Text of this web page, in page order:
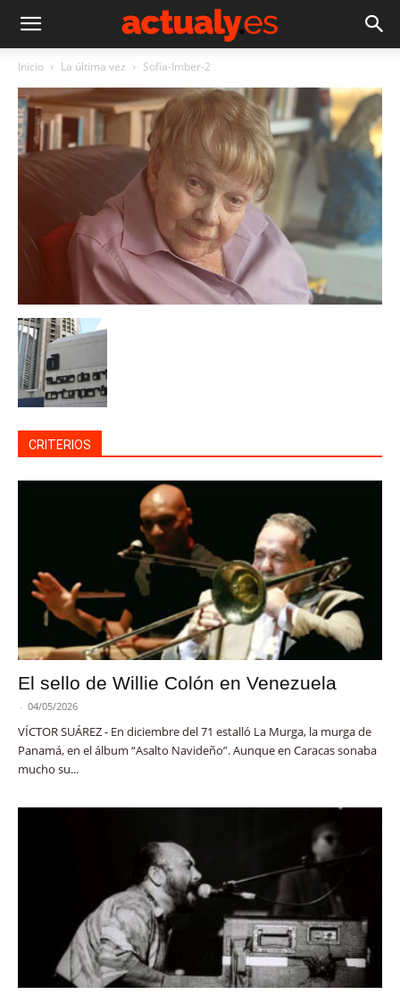
Inicio La última vez Sofia-Imber-2
CRITERIOS
El sello de Willie Colón en Venezuela
- 04/05/2026
VÍCTOR SUÁREZ - En diciembre del 71 estalló La Murga, la murga de
Panamá, en el álbum “Asalto Navideño”. Aunque en Caracas sonaba
mucho su...